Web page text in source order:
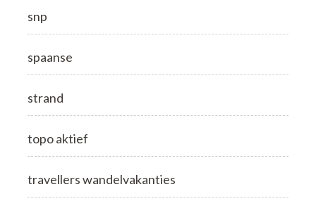
snp
spaanse
strand
topo aktief
travellers wandelvakanties